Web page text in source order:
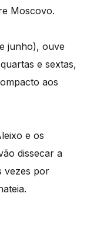
Moscovo.
junho), ouve
e sextas,
aos
e os
dissecar a
vezes por